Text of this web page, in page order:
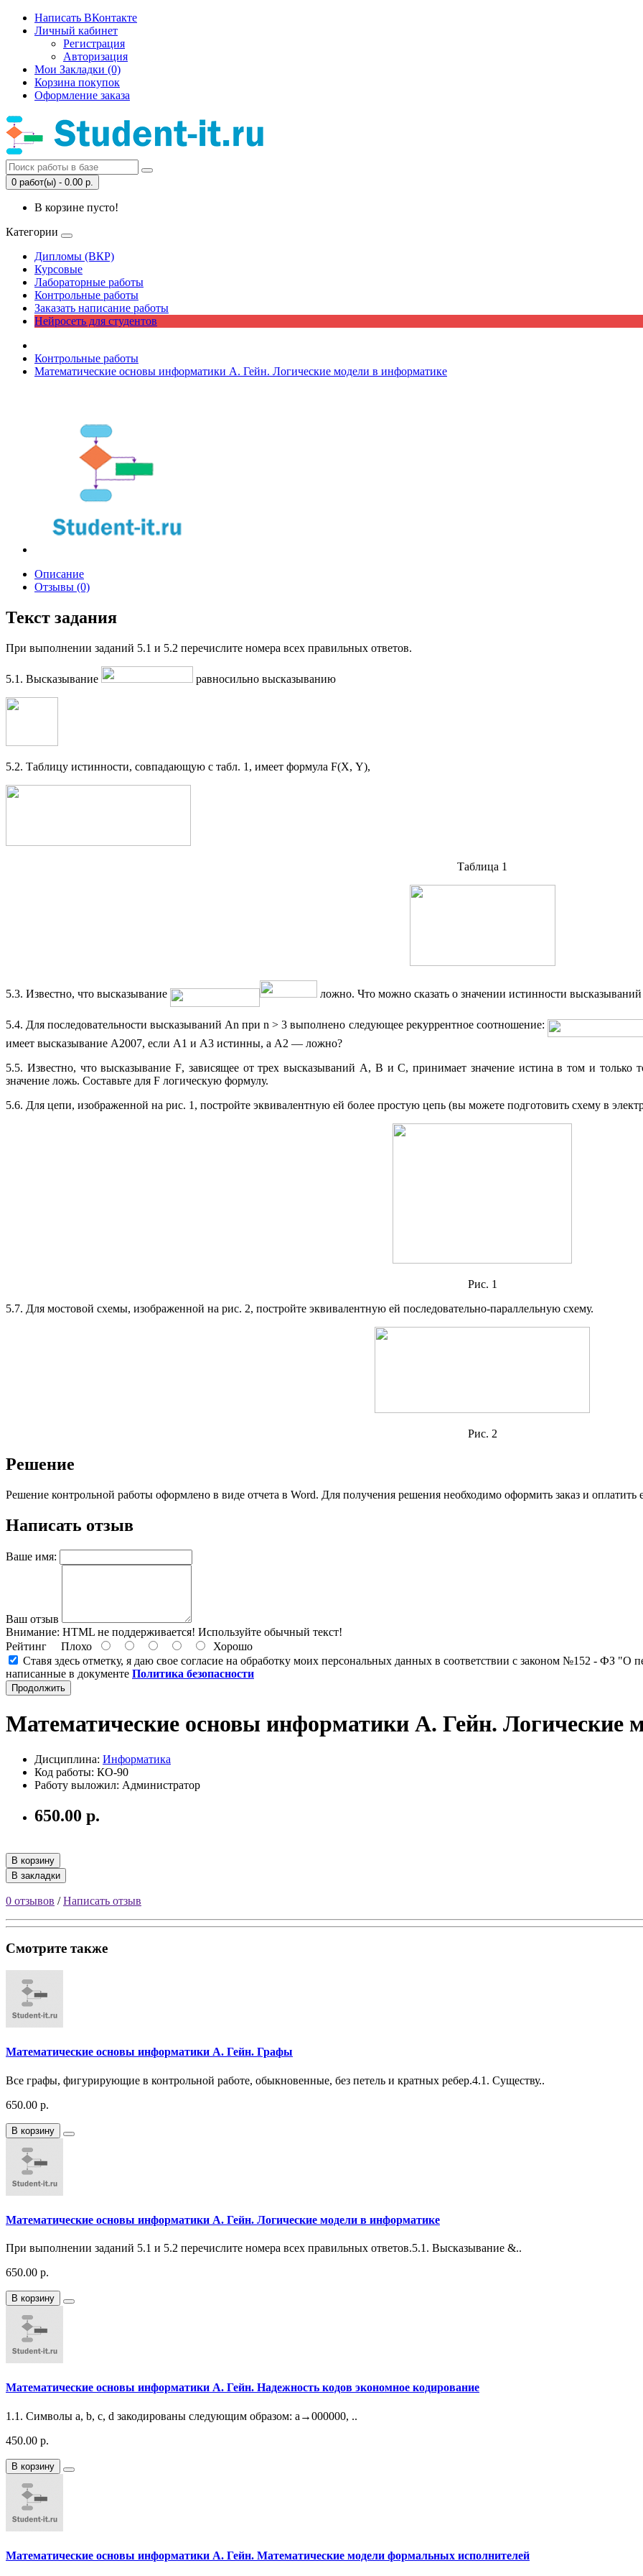
Написать ВКонтакте
Личный кабинет
Регистрация
Авторизация
Мои Закладки (0)
Корзина покупок
Оформление заказа
0 работ(ы) - 0.00 р.
В корзине пусто!
Категории
Дипломы (ВКР)
Курсовые
Лабораторные работы
Контрольные работы
Заказать написание работы
Нейросеть для студентов
Контрольные работы
Математические основы информатики А. Гейн. Логические модели в информатике
Описание
Отзывы (0)
Текст задания
При выполнении заданий 5.1 и 5.2 перечислите номера всех правильных ответов.
5.1. Высказывание равносильно высказыванию
5.2. Таблицу истинности, совпадающую с табл. 1, имеет формула F(X, Y),
Таблица 1
5.3. Известно, что высказывание ложно. Что можно сказать о значении истинности
5.4. Для последовательности высказываний An приn > 3 выполнено следующее рекуррентное соотношение:
имеет высказывание A2007, если A1 и A3 истинны, а A2 — ложно?
5.5. Известно, что высказываниеF, зависящее от трех высказываний А, В иС, принимает значение истина в том и только
значение ложь. Составьте для F логическую формулу.
5.6. Для цепи, изображенной на рис. 1, постройте эквивалентную ей более простую цепь (вы можете подготовить схему в
Рис. 1
5.7. Для мостовой схемы, изображенной на рис. 2, постройте эквивалентную ей последовательно-параллельную схему.
Рис. 2
Решение
Решение контрольной работы оформлено в виде отчета в Word. Для получения решения необходимо оформить заказ и оплатить
Написать отзыв
Ваше имя:
Ваш отзыв
Внимание: HTML не поддерживается! Используйте обычный текст!
Рейтинг Плохо
Хорошо
Ставя здесь отметку, я даю свое согласие на обработку моих персональных данных в соответствии с законом №152 - ФЗ
написанные в документе Политика безопасности
Продолжить
Математические основы информатики А. Гейн. Логические
Дисциплина: Информатика
Код работы: КО-90
Работу выложил: Администратор
650.00 р.
В корзину
В закладки
0 отзывов /Написать отзыв
Смотрите также
Математические основы информатики А. Гейн. Графы
Все графы, фигурирующие в контрольной работе, обыкновенные, без петель и кратных ребер.4.1. Существу..
650.00 р.
В корзину
Математические основы информатики А. Гейн. Логические модели в информатике
При выполнении заданий 5.1 и 5.2 перечислите номера всех правильных ответов.5.1. Высказывание &..
650.00 р.
В корзину
Математические основы информатики А. Гейн. Надежность кодов экономное кодирование
1.1. Символы a, b, c, d закодированы следующим образом: a→000000, ..
450.00 р.
В корзину
Математические основы информатики А. Гейн. Математические модели формальных исполнителей